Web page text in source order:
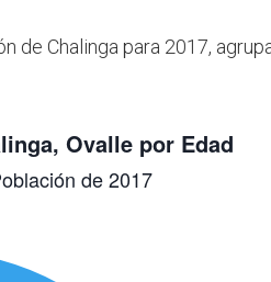
de Chalinga para 2017,